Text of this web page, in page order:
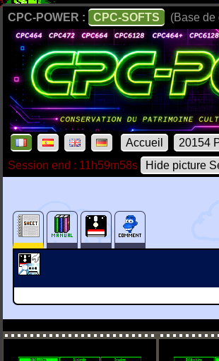
CPC-POWER : CPC-SOFTS (Base de
Accueil 20154
Session end : 11h59m58s
Hide picture